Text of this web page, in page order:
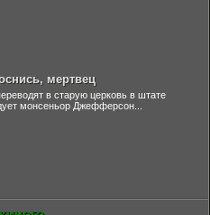
мертвец
в старую церковь в штате
монсеньор Джефферсон...